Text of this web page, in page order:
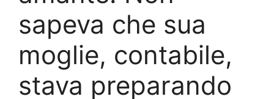
sapeva che sua
moglie, contabile,
stava preparando